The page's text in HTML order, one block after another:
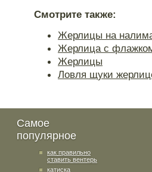
Смотрите также:
Жерлицы на
Жерлица с
Жерлицы
Ловля щуки
Самое
популярное
как правильно
ставить вентерь
катиска